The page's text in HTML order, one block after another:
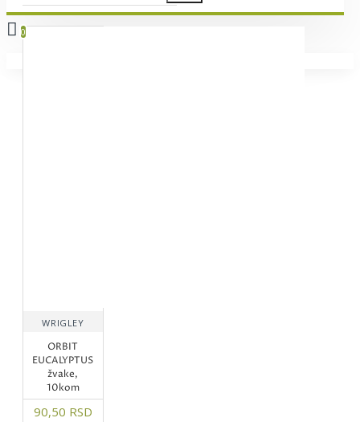
0
WRIGLEY
ORBIT
EUCALYPTUS
žvake,
10kom
90,50 RSD